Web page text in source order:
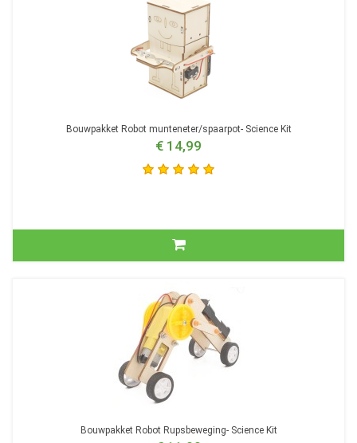
Bouwpakket Robot munteneter/spaarpot- Science Kit
€ 14,99
Bouwpakket Robot Rupsbeweging- Science Kit